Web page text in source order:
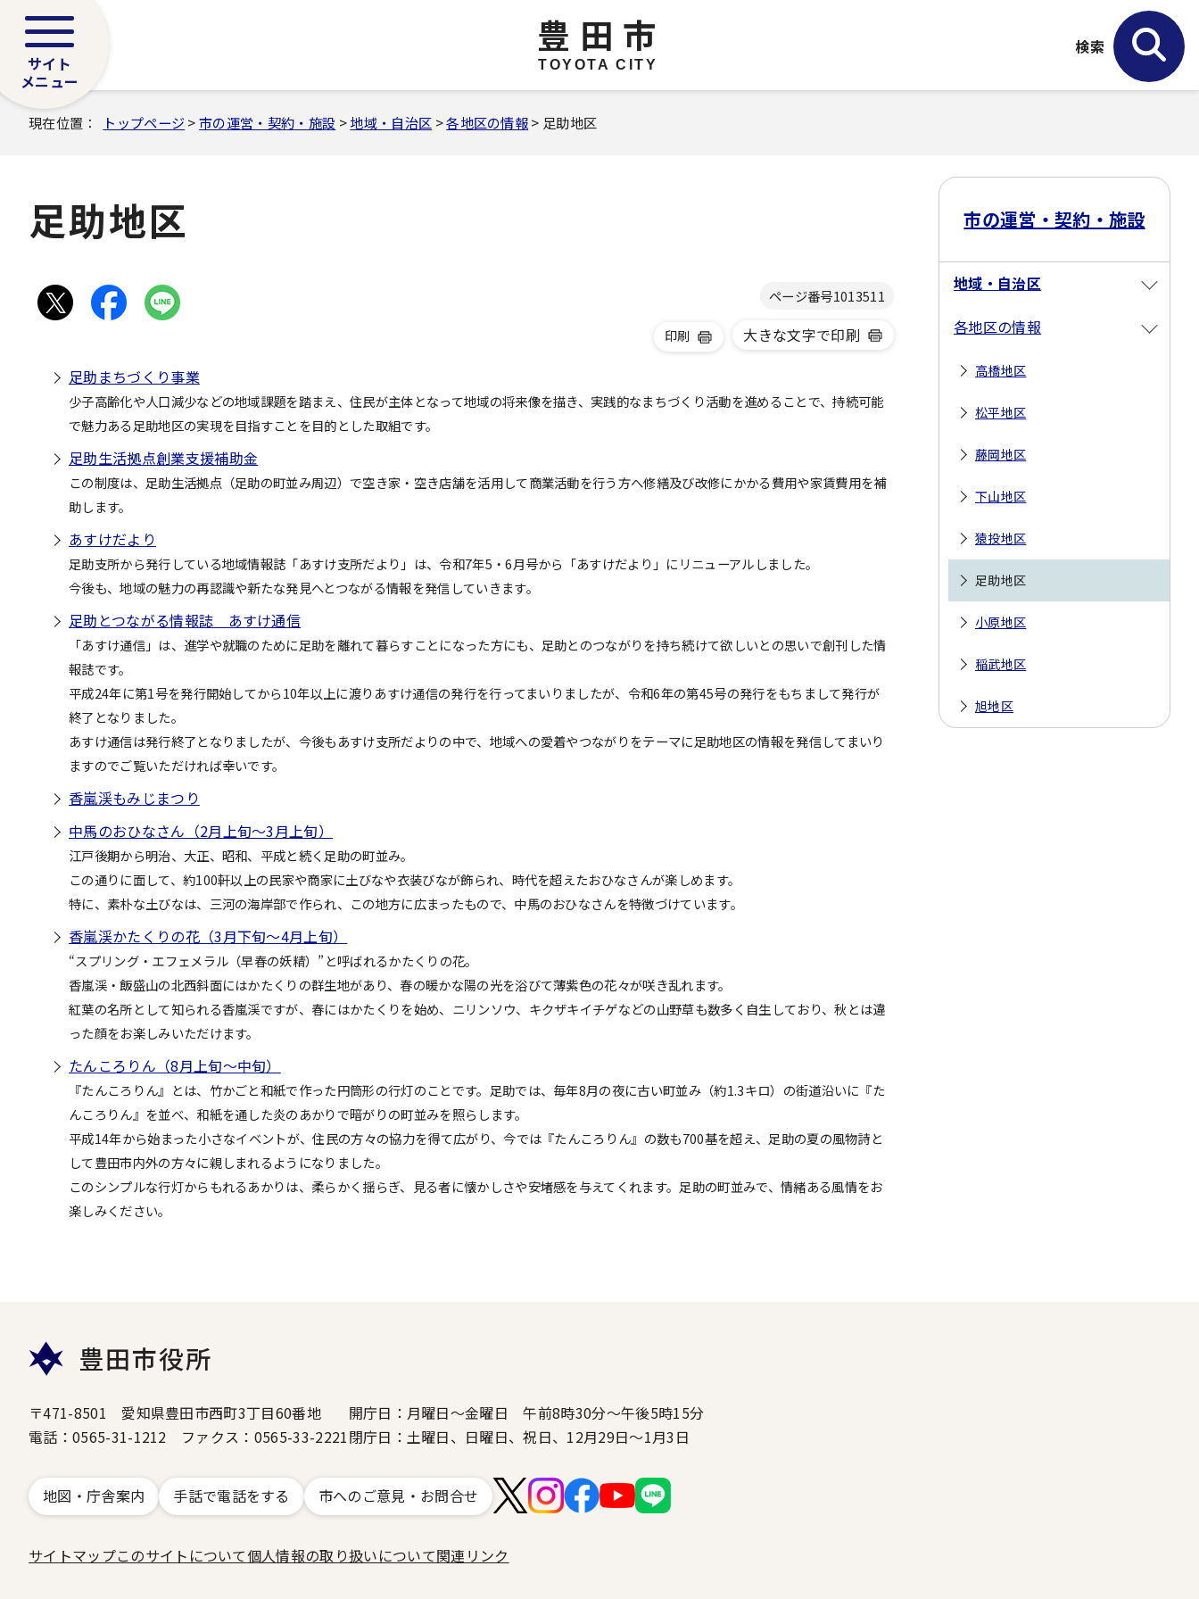
豊田市
TOYOTA CITY
サイト
メニュー
検索
現在位置： トップページ >市の運営・契約・施設 >地域・自治区 >各地区の情報> 足助地区
足助地区
ページ番号1013511
印刷
大きな文字で印刷
足助まちづくり事業
少子高齢化や人口減少などの地域課題を踏まえ、住民が主体となって地域の将来像を描き、実践的なまちづくり活動を進めることで、持続可能
で魅力ある足助地区の実現を目指すことを目的とした取組です。
足助生活拠点創業支援補助金
この制度は、足助生活拠点（足助の町並み周辺）で空き家・空き店舗を活用して商業活動を行う方へ修繕及び改修にかかる費用や家賃費用を補
助します。
あすけだより
足助支所から発行している地域情報誌「あすけ支所だより」は、令和7年5・6月号から「あすけだより」にリニューアルしました。
今後も、地域の魅力の再認識や新たな発見へとつながる情報を発信していきます。
足助とつながる情報誌 あすけ通信
「あすけ通信」は、進学や就職のために足助を離れて暮らすことになった方にも、足助とのつながりを持ち続けて欲しいとの思いで創刊した情
報誌です。
平成24年に第1号を発行開始してから10年以上に渡りあすけ通信の発行を行ってまいりましたが、令和6年の第45号の発行をもちまして発行が
終了となりました。
あすけ通信は発行終了となりましたが、今後もあすけ支所だよりの中で、地域への愛着やつながりをテーマに足助地区の情報を発信してまいり
ますのでご覧いただければ幸いです。
香嵐渓もみじまつり
中馬のおひなさん（2月上旬～3月上旬）
江戸後期から明治、大正、昭和、平成と続く足助の町並み。
この通りに面して、約100軒以上の民家や商家に土びなや衣装びなが飾られ、時代を超えたおひなさんが楽しめます。
特に、素朴な土びなは、三河の海岸部で作られ、この地方に広まったもので、中馬のおひなさんを特徴づけています。
香嵐渓かたくりの花（3月下旬～4月上旬）
“スプリング・エフェメラル（早春の妖精）”と呼ばれるかたくりの花。
香嵐渓・飯盛山の北西斜面にはかたくりの群生地があり、春の暖かな陽の光を浴びて薄紫色の花々が咲き乱れます。
紅葉の名所として知られる香嵐渓ですが、春にはかたくりを始め、ニリンソウ、キクザキイチゲなどの山野草も数多く自生しており、秋とは違
った顔をお楽しみいただけます。
たんころりん（8月上旬～中旬）
『たんころりん』とは、竹かごと和紙で作った円筒形の行灯のことです。足助では、毎年8月の夜に古い町並み（約1.3キロ）の街道沿いに『た
んころりん』を並べ、和紙を通した炎のあかりで暗がりの町並みを照らします。
平成14年から始まった小さなイベントが、住民の方々の協力を得て広がり、今では『たんころりん』の数も700基を超え、足助の夏の風物詩と
して豊田市内外の方々に親しまれるようになりました。
このシンプルな行灯からもれるあかりは、柔らかく揺らぎ、見る者に懐かしさや安堵感を与えてくれます。足助の町並みで、情緒ある風情をお
楽しみください。
市の運営・契約・施設
地域・自治区
各地区の情報
高橋地区
松平地区
藤岡地区
下山地区
猿投地区
足助地区
小原地区
稲武地区
旭地区
豊田市役所
〒471-8501 愛知県豊田市西町3丁目60番地
電話：0565-31-1212 ファクス：0565-33-2221
開庁日：月曜日～金曜日 午前8時30分～午後5時15分
閉庁日：土曜日、日曜日、祝日、12月29日～1月3日
地図・庁舎案内 手話で電話をする 市へのご意見・お問合せ
サイトマップこのサイトについて個人情報の取り扱いについて関連リンク